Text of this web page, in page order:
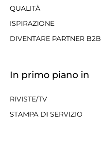
QUALITÀ
ISPIRAZIONE
DIVENTARE PARTNER B2B
In primo piano in
RIVISTE/TV
STAMPA DI SERVIZIO